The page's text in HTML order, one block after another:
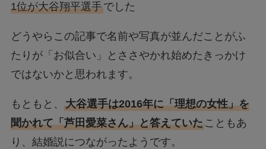
1位が大谷翔平選手でした
どうやらこの記事で名前や写真が並んだことがふ
たりが「お似合い」とささやかれ始めたきっかけ
ではないかと思われます。
もともと、 大谷選手は2016年に「理想の女性」を
聞かれて「芦田愛菜さん」と答えていたこともあ
り、結婚説につながったようです。